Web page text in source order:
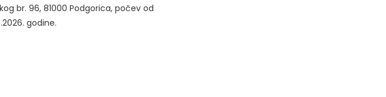
br. 96, 81000 Podgorica, počev od
godine.